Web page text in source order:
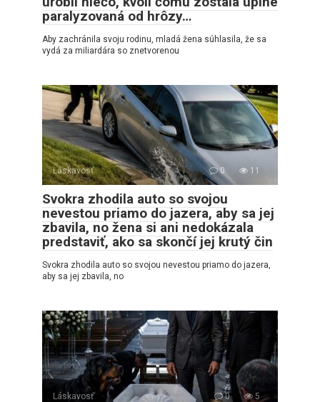
paralyzovaná od hrôzy…
Aby zachránila svoju rodinu, mladá žena súhlasila, že sa
vydá za miliardára so znetvorenou
Láskavosť 0 11
Svokra zhodila auto so svojou
nevestou priamo do jazera, aby sa jej
zbavila, no žena si ani nedokázala
predstaviť, ako sa skončí jej krutý čin
Svokra zhodila auto so svojou nevestou priamo do jazera,
aby sa jej zbavila, no
Láskavosť 0 5